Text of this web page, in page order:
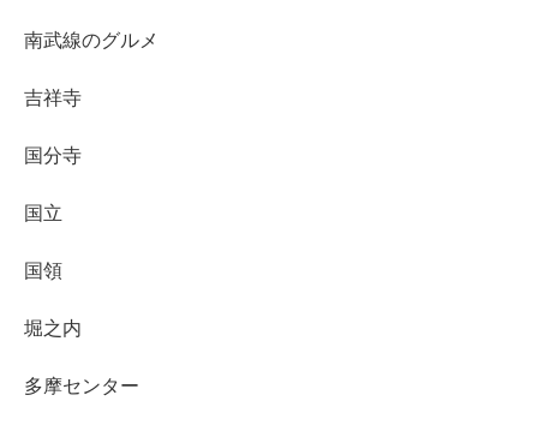
南武線のグルメ
吉祥寺
国分寺
国立
国領
堀之内
多摩センター